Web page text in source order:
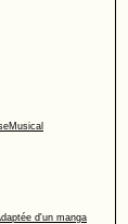
Musical
d'un manga